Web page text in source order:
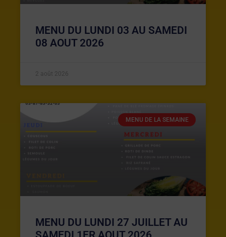
MENU DU LUNDI 03 AU SAMEDI
08 AOUT 2026
2 août 2026
MENU DE LA SEMAINE
MENU DU LUNDI 27 JUILLET AU